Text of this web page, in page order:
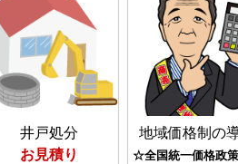
井戸処分
お見積り
地域価格制の
☆全国統一価格政